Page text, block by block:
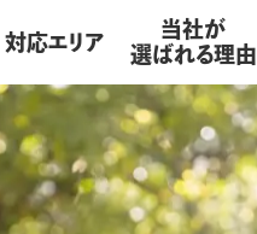
対応エリア
当社が
選ばれる理由